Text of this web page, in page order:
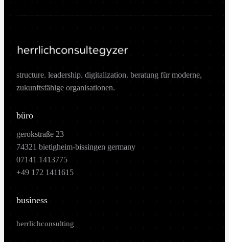
structure. leadership. digitalization. beratung für moderne,
zukunftsfähige organisationen.
büro
gerokstraße 23
74321 bietigheim-bissingen germany
07141 1413775
+49 172 1411615
business
herrlichconsulting